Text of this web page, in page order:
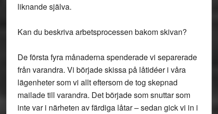
liknande själva.
Kan du beskriva arbetsprocessen bakom skivan?
De första fyra månaderna spenderade vi separerade
från varandra. Vi började skissa på låtidéer i våra
lägenheter som vi allt eftersom de tog skepnad
mailade till varandra. Det började som snuttar som
inte var i närheten av färdiga låtar – sedan gick vi in i